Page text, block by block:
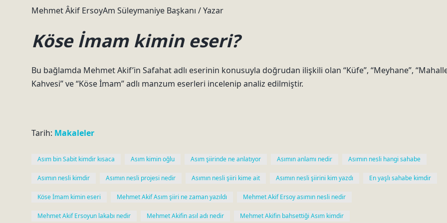
Mehmet Âkif ErsoyAm Süleymaniye Başkanı / Yazar
Köse İmam kimin eseri?
Bu bağlamda Mehmet Akif’in Safahat adlı eserinin konusuyla doğrudan ilişkili olan “Küfe”, “Meyhane”,
Kahvesi” ve “Köse İmam” adlı manzum eserleri incelenip analiz edilmiştir.
Tarih: Makaleler
Asım bin Sabit kimdir kısaca Asım kimin oğlu Asım şiirinde ne anlatıyor Asımın anlamı nedir Asımın nesli hangi sahabe
Asımın nesli kimdir Asımın nesli projesi nedir Asımın nesli şiiri kime ait Asımın nesli şiirini kim yazdı En yaşlı sahabe kimdir
Köse İmam kimin eseri Mehmet Akif Asım şiiri ne zaman yazıldı Mehmet Akif Ersoy asımın nesli nedir
Mehmet Akif Ersoyun lakabı nedir Mehmet Akifin asıl adı nedir Mehmet Akifin bahsettiği Asım kimdir